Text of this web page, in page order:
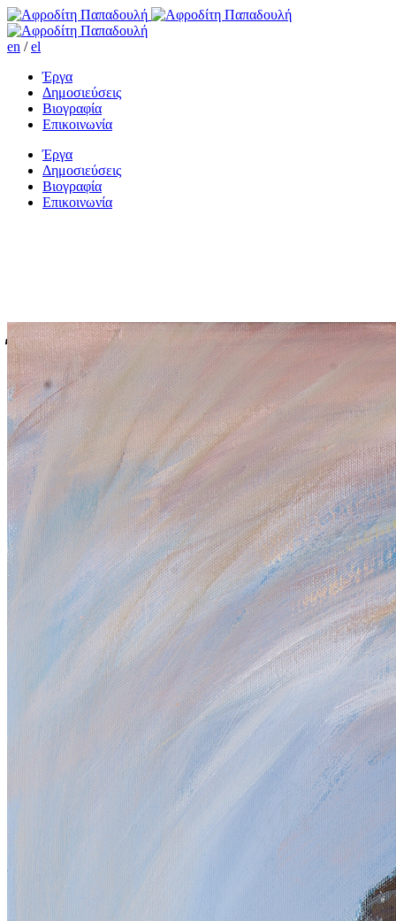
en /el
Έργα
Δημοσιεύσεις
Βιογραφία
Επικοινωνία
Έργα
Δημοσιεύσεις
Βιογραφία
Επικοινωνία
Ό,τι κι αν πω δεν σε ξεχνώ